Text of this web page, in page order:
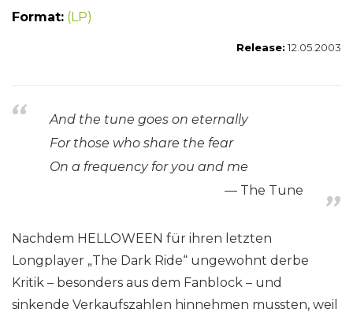
Format: (LP)
Release:12.05.2003
And the tune goes on eternally
For those who share the fear
On a frequency for you and me
The Tune
Nachdem HELLOWEEN für ihren letzten
Longplayer „The Dark Ride“ ungewohnt derbe
Kritik – besonders aus dem Fanblock – und
sinkende Verkaufszahlen hinnehmen mussten, weil